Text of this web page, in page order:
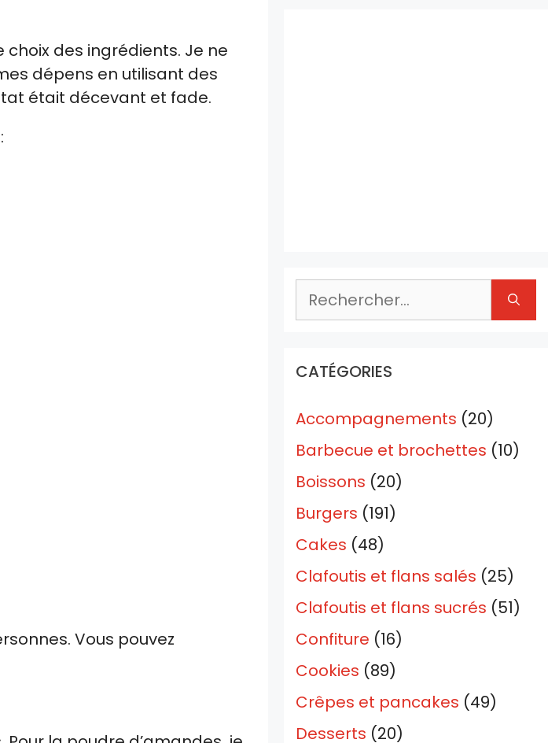
des ingrédients. Je ne
dépens en utilisant des
était décevant et fade.
Vous pouvez
Rechercher :
CATÉGORIES
Accompagnements (20)
Barbecue et brochettes (10)
Boissons (20)
Burgers (191)
Cakes (48)
Clafoutis et flans salés (25)
Clafoutis et flans sucrés (51)
Confiture (16)
Cookies (89)
Crêpes et pancakes (49)
Desserts (20)